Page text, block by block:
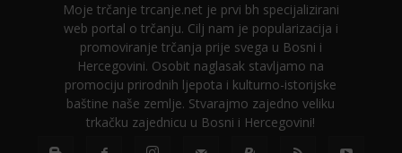
Moje trčanje trcanje.net je prvi bh specijalizirani
web portal o trčanju. Cilj nam je popularizacija i
promoviranje trčanja prije svega u Bosni i
Hercegovini. Osobit naglasak stavljamo na
promociju prirodnih ljepota i kulturno-istorijske
baštine naše zemlje. Stvarajmo zajedno veliku
trkačku zajednicu u Bosni i Hercegovini!